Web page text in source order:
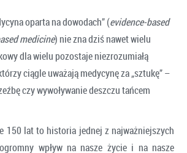
oparta na dowodach” (evidence-based
medicine) nie zna dziś nawet wielu
dla wielu pozostaje niezrozumiałą
ciągle uważają medycynę za „sztukę” –
czy wywoływanie deszczu tańcem
150 lat to historia jednej z najważniejszych
wpływ na nasze życie i na nasze